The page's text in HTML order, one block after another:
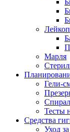
Марля
Гели-
Тесты
Средства
Уход